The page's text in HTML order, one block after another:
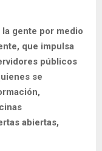
gente por medio
que impulsa
públicos
se
abiertas,